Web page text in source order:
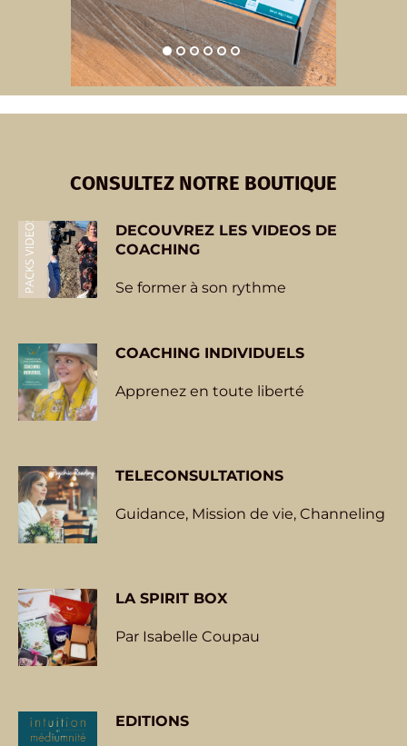
CONSULTEZ NOTRE BOUTIQUE
DECOUVREZLES VIDEOS DE
COACHING
Se former à son rythme
COACHING INDIVIDUELS
Apprenez en toute liberté
TELECONSULTATIONS
Guidance, Mission de vie, Channeling
LASPIRIT BOX
Par Isabelle Coupau
EDITIONS